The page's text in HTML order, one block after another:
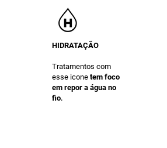
HIDRATAÇÃO
Tratamentos com
esse icone tem foco
em repor a água no
fio.